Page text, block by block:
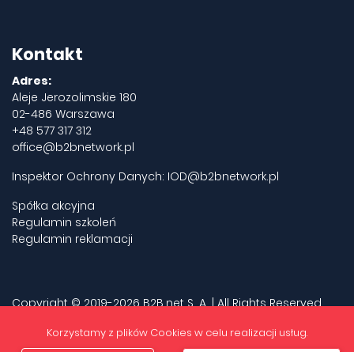
Kontakt
Adres:
Aleje Jerozolimskie 180
02-486 Warszawa
+48 577 317 312
office@b2bnetwork.pl
Inspektor Ochrony Danych: IOD@b2bnetwork.pl
Spółka akcyjna
Regulamin szkoleń
Regulamin reklamacji
Copyright © 2019-2026 B2B.net S. A. | All Rights Reserved.
Korzystamy z plików Cookies w celu realizacji usług.